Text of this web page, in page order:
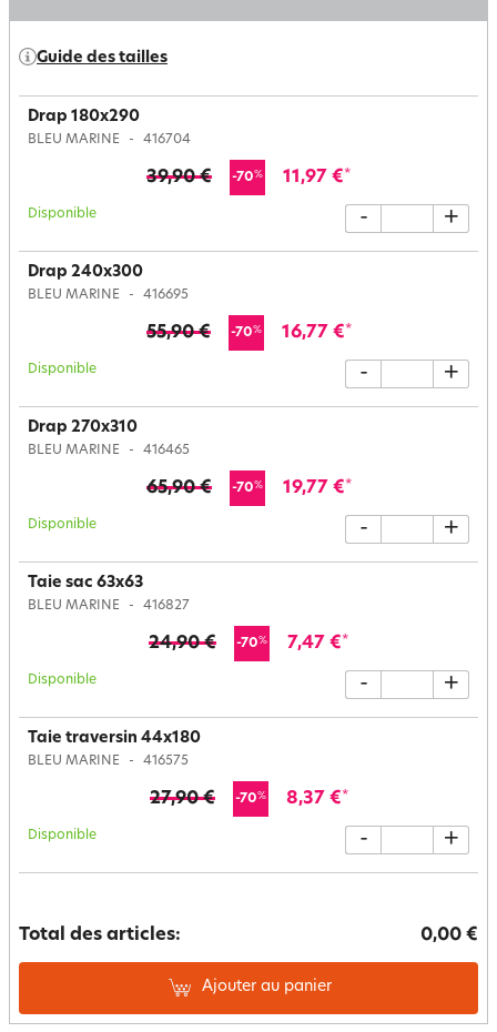
Guide des tailles
Drap 180x290
BLEU MARINE 416704
39,90 € -70% 11,97 €*
Disponible - +
Drap 240x300
BLEU MARINE 416695
55,90 € -70% 16,77 €*
Disponible - +
Drap 270x310
BLEU MARINE 416465
65,90 € -70% 19,77 €*
Disponible - +
Taie sac 63x63
BLEU MARINE 416827
24,90 € -70% 7,47 €*
Disponible - +
Taie traversin 44x180
BLEU MARINE 416575
27,90 € -70% 8,37 €*
Disponible - +
Total des articles: 0,00 €
Ajouter au panier